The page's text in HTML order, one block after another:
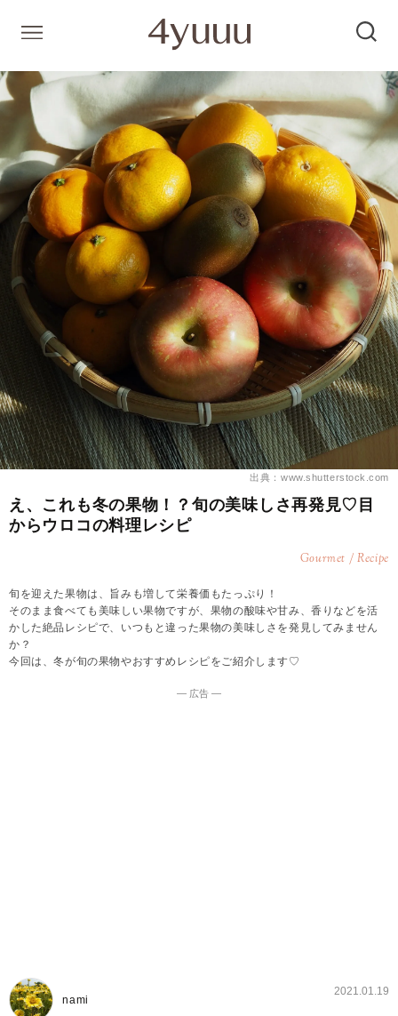
出典：www.shutterstock.com
え、これも冬の果物！？旬の美味しさ再発見♡目
からウロコの料理レシピ
Gourmet / Recipe
旬を迎えた果物は、旨みも増して栄養価もたっぷり！
そのまま食べても美味しい果物ですが、果物の酸味や甘み、香りなどを活
かした絶品レシピで、いつもと違った果物の美味しさを発見してみません
か？
今回は、冬が旬の果物やおすすめレシピをご紹介します♡
― 広告 ―
nami
2021.01.19